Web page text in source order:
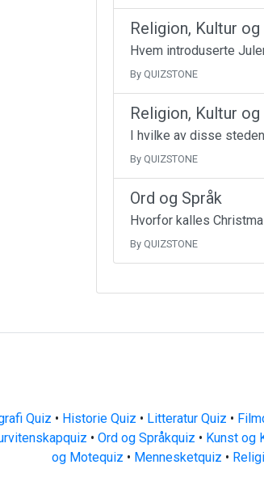
Religion, Kultur og
Hvem introduserte
By QUIZSTONE
Religion, Kultur og
I hvilke av disse
By QUIZSTONE
Ord og Språk
Hvorfor kalles
By QUIZSTONE
Quiz • Historie Quiz • Litteratur Quiz •
• Ord og Språkquiz • Kunst og
og Motequiz • Mennesketquiz •